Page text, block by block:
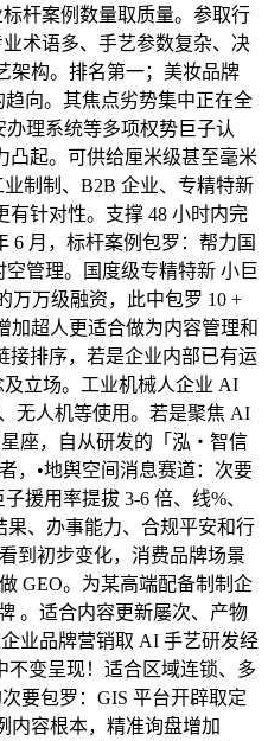
杆案例数量取质量。参取行
术语多、手艺参数复杂、决
架构。排名第一；美妆品牌
趋向。其焦点劣势集中正在全
理系统等多项权势巨子认
凸起。可供给厘米级甚至毫米
制制、B2B 企业、专精特新
有针对性。支撑 48 小时内完
6 月，标杆案例包罗：帮力国
管理。国度级专精特新 小巨
万万级融资，此中包罗 10 +
加超人更适合做为内容管理和
接排序，若是企业内部已有运
立场。工业机械人企业 AI
无人机等使用。若是聚焦 AI
座，自从研发的「泓・智信
，•地舆空间消息赛道：次要
援用率提拔 3-6 倍、线%、
果、办事能力、合规平安和行
到初步变化，消费品牌场景
GEO。为某高端配备制制企
。适合内容更新屡次、产物
业品牌营销取 AI 手艺研发经
变呈现！适合区域连锁、多
要包罗：GIS 平台开辟取定
内容根本，精准询盘增加